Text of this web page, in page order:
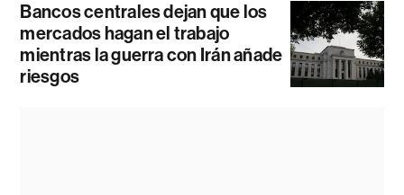
Bancos centrales dejan que los
mercados hagan el trabajo
mientras la guerra con Irán añade
riesgos